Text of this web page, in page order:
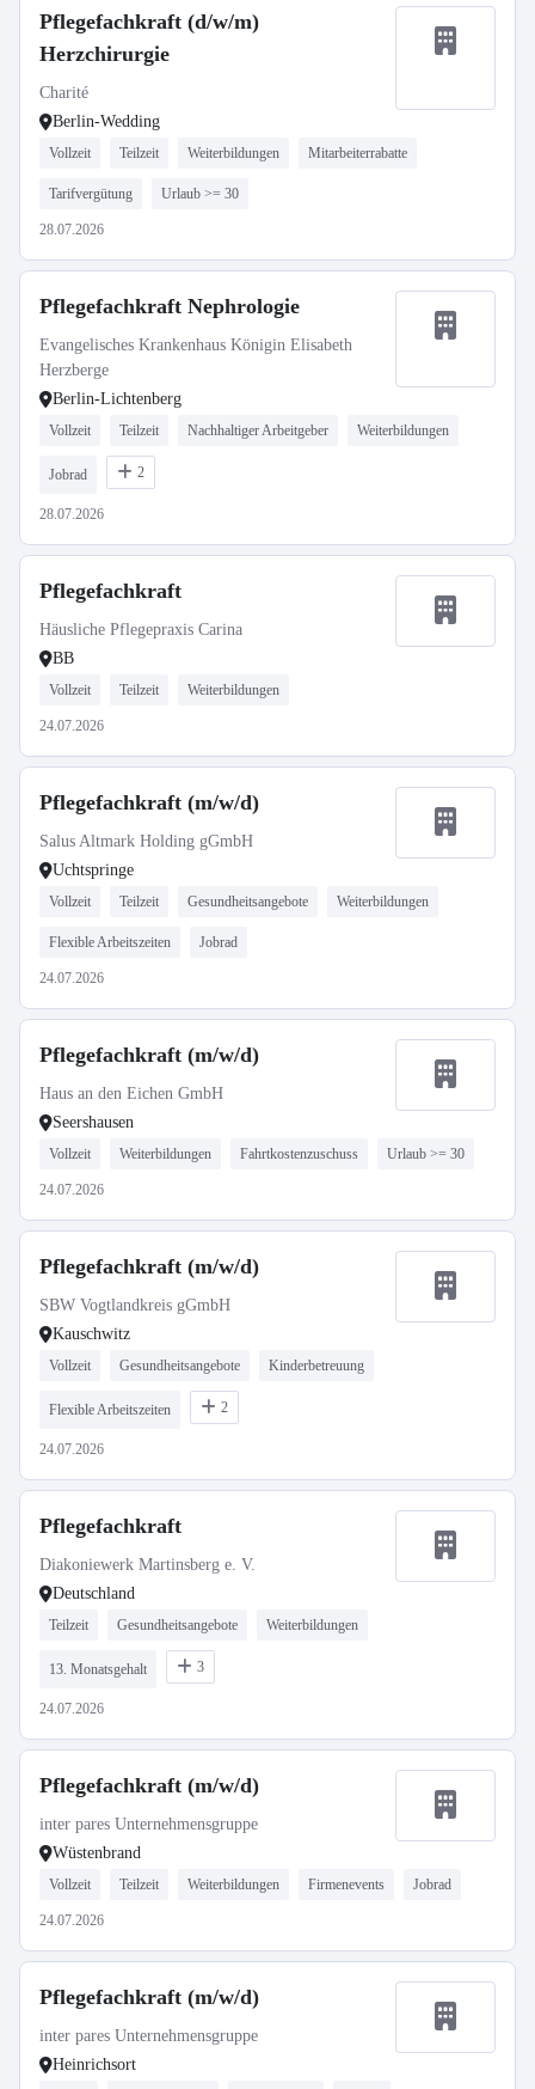
Pflegefachkraft (d/w/m)
Herzchirurgie
Charité
Berlin-Wedding
Vollzeit Teilzeit Weiterbildungen Mitarbeiterrabatte
Tarifvergütung Urlaub >= 30
28.07.2026
Pflegefachkraft Nephrologie
Evangelisches Krankenhaus Königin Elisabeth
Herzberge
Berlin-Lichtenberg
Vollzeit Teilzeit Nachhaltiger Arbeitgeber Weiterbildungen
Jobrad 2
28.07.2026
Pflegefachkraft
Häusliche Pflegepraxis Carina
BB
Vollzeit Teilzeit Weiterbildungen
24.07.2026
Pflegefachkraft (m/w/d)
Salus Altmark Holding gGmbH
Uchtspringe
Vollzeit Teilzeit Gesundheitsangebote Weiterbildungen
Flexible Arbeitszeiten Jobrad
24.07.2026
Pflegefachkraft (m/w/d)
Haus an den Eichen GmbH
Seershausen
Vollzeit Weiterbildungen Fahrtkostenzuschuss Urlaub >= 30
24.07.2026
Pflegefachkraft (m/w/d)
SBW Vogtlandkreis gGmbH
Kauschwitz
Vollzeit Gesundheitsangebote Kinderbetreuung
Flexible Arbeitszeiten 2
24.07.2026
Pflegefachkraft
Diakoniewerk Martinsberg e. V.
Deutschland
Teilzeit Gesundheitsangebote Weiterbildungen
13. Monatsgehalt 3
24.07.2026
Pflegefachkraft (m/w/d)
inter pares Unternehmensgruppe
Wüstenbrand
Vollzeit Teilzeit Weiterbildungen Firmenevents Jobrad
24.07.2026
Pflegefachkraft (m/w/d)
inter pares Unternehmensgruppe
Heinrichsort